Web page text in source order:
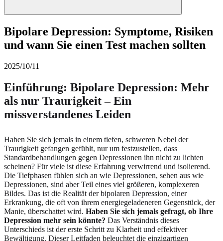
Bipolare Depression: Symptome, Risiken
und wann Sie einen Test machen sollten
2025/10/11
Einführung: Bipolare Depression: Mehr
als nur Traurigkeit – Ein
missverstandenes Leiden
Haben Sie sich jemals in einem tiefen, schweren Nebel der
Traurigkeit gefangen gefühlt, nur um festzustellen, dass
Standardbehandlungen gegen Depressionen ihn nicht zu lichten
scheinen? Für viele ist diese Erfahrung verwirrend und isolierend.
Die Tiefphasen fühlen sich an wie Depressionen, sehen aus wie
Depressionen, sind aber Teil eines viel größeren, komplexeren
Bildes. Das ist die Realität der bipolaren Depression, einer
Erkrankung, die oft von ihrem energiegeladeneren Gegenstück, der
Manie, überschattet wird. Haben Sie sich jemals gefragt, ob Ihre
Depression mehr sein könnte? Das Verständnis dieses
Unterschieds ist der erste Schritt zu Klarheit und effektiver
Bewältigung. Dieser Leitfaden beleuchtet die einzigartigen